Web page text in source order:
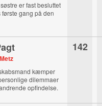
er fast besluttet
gang på den
kæmper
dilemmaer
opfindelse.
142